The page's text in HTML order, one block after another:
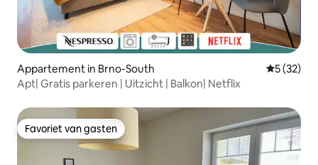
Appartement in Brno-South
5 (32)
Apt| Gratis parkeren | Uitzicht | Balkon| Netflix
Favoriet van gasten
Favoriet van gasten